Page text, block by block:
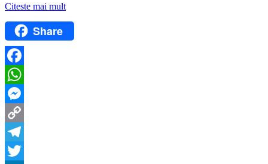
Citeste mai mult
Share
Facebook
WhatsApp
Messenger
Copy
Link
Telegram